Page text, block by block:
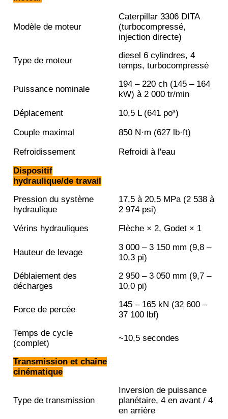
Modèle de moteur
Caterpillar 3306 DITA
(turbocompressé,
injection directe)
Type de moteur
diesel 6 cylindres, 4
temps, turbocompressé
Puissance nominale
194 – 220 ch (145 – 164
kW) à 2 000 tr/min
Déplacement
10,5 L (641 po³)
Couple maximal
850 N·m (627 lb·ft)
Refroidissement
Refroidi à l'eau
Dispositif
hydraulique/de travail
Pression du système
hydraulique
17,5 à 20,5 MPa (2 538 à
2 974 psi)
Vérins hydrauliques
Flèche × 2, Godet × 1
Hauteur de levage
3 000 – 3 150 mm (9,8 –
10,3 pi)
Déblaiement des
décharges
2 950 – 3 050 mm (9,7 –
10,0 pi)
Force de percée
145 – 165 kN (32 600 –
37 100 lbf)
Temps de cycle
(complet)
~10,5 secondes
Transmission et chaîne
cinématique
Type de transmission
Inversion de puissance
planétaire, 4 en avant / 4
en arrière